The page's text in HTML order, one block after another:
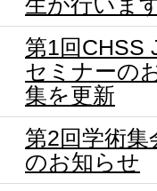
第1回CHSS
セミナーの
集を更新
第2回学術集
のお知らせ